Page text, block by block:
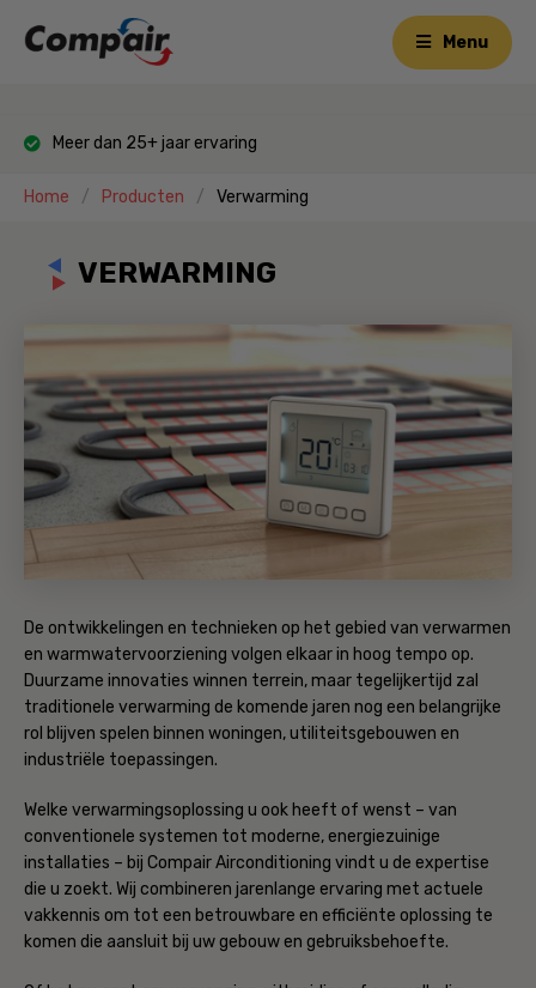
Menu
Meer dan 25+ jaar ervaring
Home Producten Verwarming
VERWARMING
De ontwikkelingen en technieken op het gebied van verwarmen
en warmwatervoorziening volgen elkaar in hoog tempo op.
Duurzame innovaties winnen terrein, maar tegelijkertijd zal
traditionele verwarming de komende jaren nog een belangrijke
rol blijven spelen binnen woningen, utiliteitsgebouwen en
industriële toepassingen.
Welke verwarmingsoplossing u ook heeft of wenst – van
conventionele systemen tot moderne, energiezuinige
installaties – bij Compair Airconditioning vindt u de expertise
die u zoekt. Wij combineren jarenlange ervaring met actuele
vakkennis om tot een betrouwbare en efficiënte oplossing te
komen die aansluit bij uw gebouw en gebruiksbehoefte.